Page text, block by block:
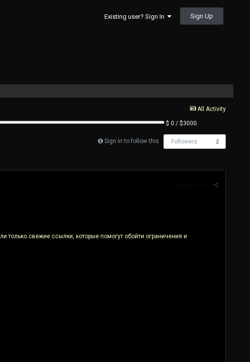
Existing user? Sign In Sign Up
All Activity
$ 0 / $3000
Sign in to follow this Followers 2
только свежие ссылки, которые помогут обойти ограничения и